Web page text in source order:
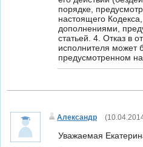
порядке,
настоящего
дополнениями,
статьей. 4. Отказ в
исполнителя может
предусмотренном
Александр (
Уважаемая